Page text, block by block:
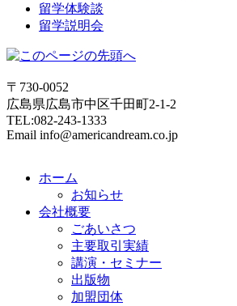
留学体験談
留学説明会
〒730-0052
広島県広島市中区千田町2-1-2
TEL:082-243-1333
Email info@americandream.co.jp
ホーム
お知らせ
会社概要
ごあいさつ
主要取引実績
講演・セミナー
出版物
加盟団体